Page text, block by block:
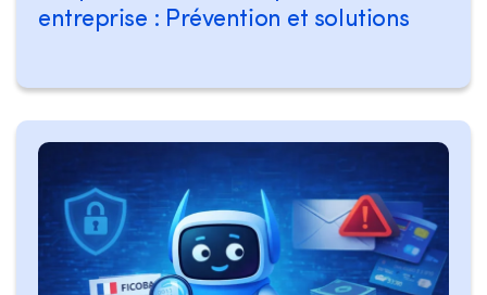
entreprise : Prévention et solutions